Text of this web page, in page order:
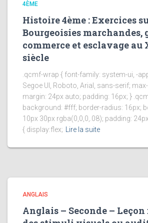
4ÈME
Histoire 4ème : Exercices
Bourgeoisies marchandes,
commerce et esclavage au
siècle
.qcmf-wrap { font-family: system-ui, -
Segoe UI, Roboto, Arial, sans-serif;
margin: 24px auto; padding: 16px; }
background: #fff; border-radius: 16px;
10px 30px rgba(0,0,0,.08); padding:
{ display:flex;
Lire la suite
ANGLAIS
Anglais – Seconde – Leçon